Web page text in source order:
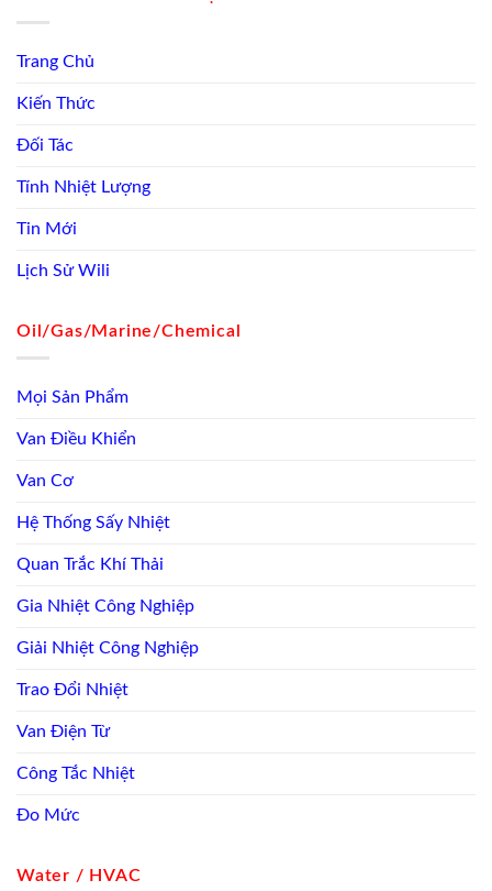
Trang Chủ
Kiến Thức
Đối Tác
Tính Nhiệt Lượng
Tin Mới
Lịch Sử Wili
Oil/Gas/Marine/Chemical
Mọi Sản Phẩm
Van Điều Khiển
Van Cơ
Hệ Thống Sấy Nhiệt
Quan Trắc Khí Thải
Gia Nhiệt Công Nghiệp
Giải Nhiệt Công Nghiệp
Trao Đổi Nhiệt
Van Điện Từ
Công Tắc Nhiệt
Đo Mức
Water / HVAC